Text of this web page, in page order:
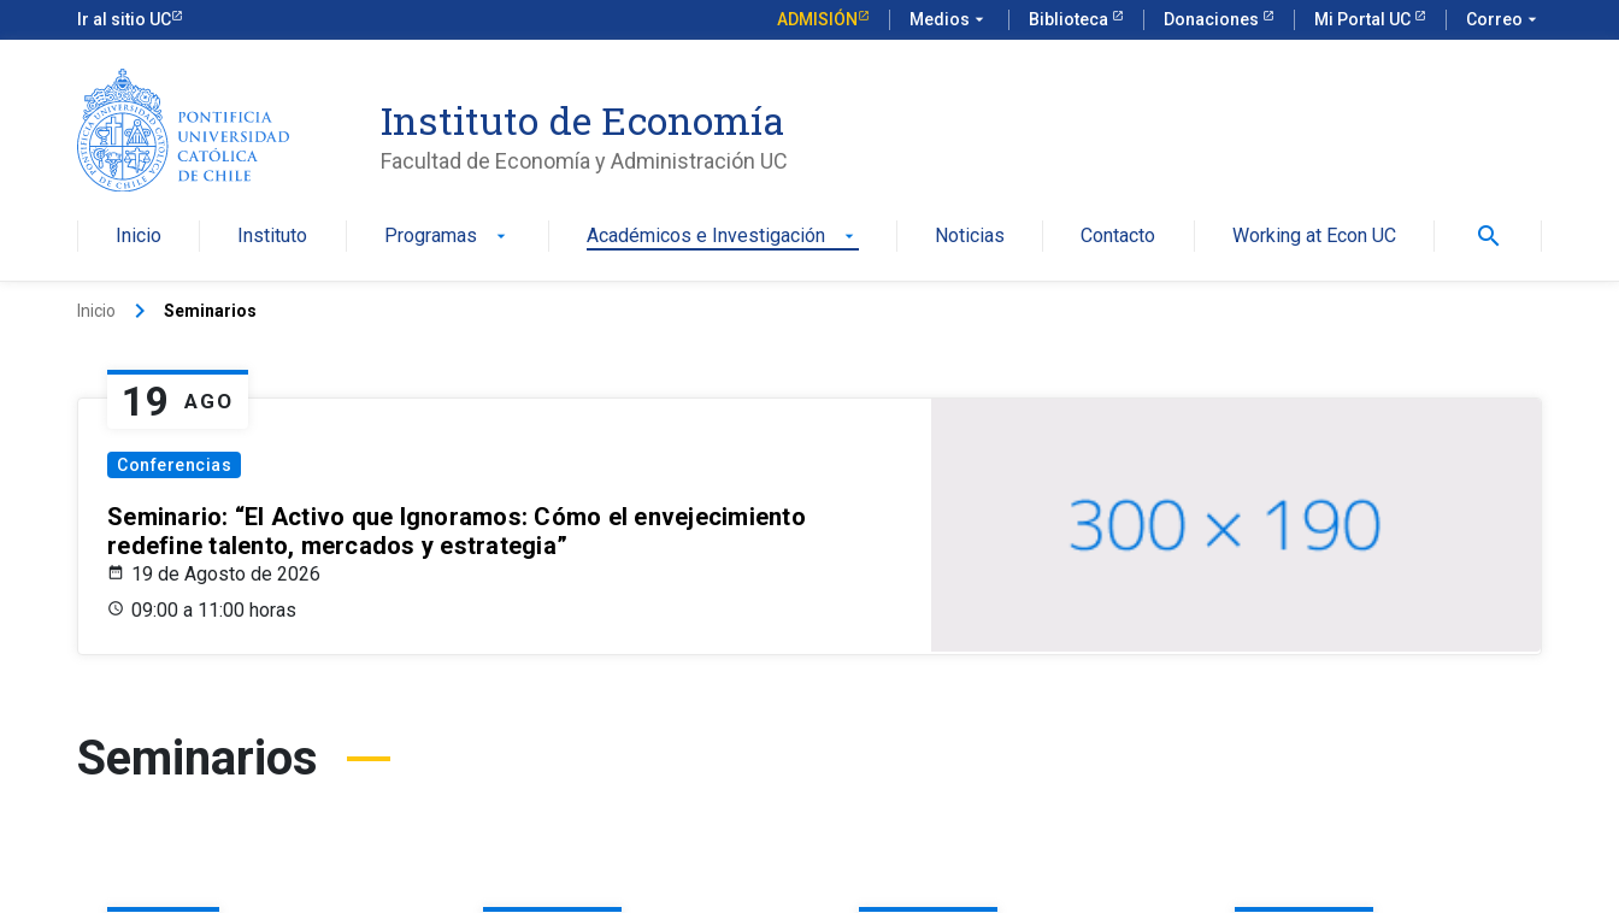
Ir al sitio UC ADMISIÓN Medios arrow_drop_down Biblioteca Donaciones Mi Portal UC Correo arrow_drop_down
Instituto de Economía
Facultad de Economía y Administración UC
Inicio Instituto Programas arrow_drop_down Académicos e Investigación arrow_drop_down Noticias Contacto Working at Econ UC search
Inicio keyboard_arrow_right Seminarios
19 AGO
Conferencias
Seminario: “El Activo que Ignoramos: Cómo el envejecimiento
redefine talento, mercados y estrategia”
19 de Agosto de 2026
09:00 a 11:00 horas
Seminarios